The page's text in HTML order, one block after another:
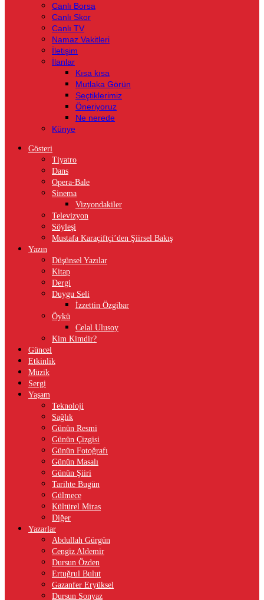
Canlı Borsa
Canlı Skor
Canlı TV
Namaz Vakitleri
İletişim
İlanlar
Kısa kısa
Mutlaka Görün
Seçtiklerimiz
Öneriyoruz
Ne nerede
Künye
Gösteri
Tiyatro
Dans
Opera-Bale
Sinema
Vizyondakiler
Televizyon
Söyleşi
Mustafa Karaçiftçi’den Şiirsel Bakış
Yazın
Düşünsel Yazılar
Kitap
Dergi
Duygu Seli
İzzettin Özgibar
Öykü
Celal Ulusoy
Kim Kimdir?
Güncel
Etkinlik
Müzik
Sergi
Yaşam
Teknoloji
Sağlık
Günün Resmi
Günün Çizgisi
Günün Fotoğrafı
Günün Masalı
Günün Şiiri
Tarihte Bugün
Gülmece
Kültürel Miras
Diğer
Yazarlar
Abdullah Gürgün
Cengiz Aldemir
Dursun Özden
Ertuğrul Bulut
Gazanfer Eryüksel
Dursun Sonyaz